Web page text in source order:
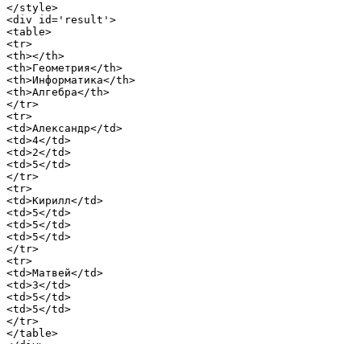
</style>
<div id= 'result' >
<table>
<tr>
<th></th>
<th>Геометрия</th>
<th>Информатика</th>
<th>Алгебра</th>
</tr>
<tr>
<td>Александр</td>
<td>4</td>
<td>2</td>
<td>5</td>
</tr>
<tr>
<td>Кирилл</td>
<td>5</td>
<td>5</td>
<td>5</td>
</tr>
<tr>
<td>Матвей</td>
<td>3</td>
<td>5</td>
<td>5</td>
</tr>
</table>